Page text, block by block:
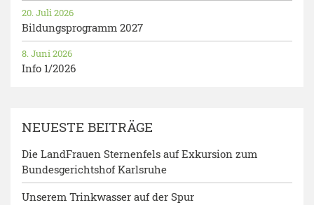
Bildungsprogramm 2027
20. Juli 2026
Info 1/2026
8. Juni 2026
NEUESTE BEITRÄGE
Die LandFrauen Sternenfels auf Exkursion zum
Bundesgerichtshof Karlsruhe
Unserem Trinkwasser auf der Spur